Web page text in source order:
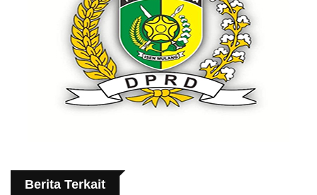
Berita Terkait